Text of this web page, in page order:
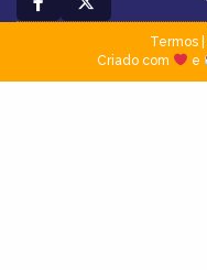
Termos|
Criado com
e